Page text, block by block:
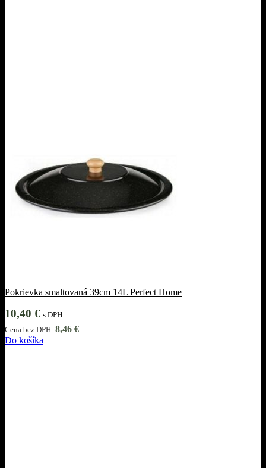
Pokrievka smaltovaná 39cm 14L Perfect Home
10,40 € s DPH
Cena bez DPH: 8,46 €
Do košíka